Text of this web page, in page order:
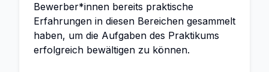
Bewerber*innen bereits praktische
Erfahrungen in diesen Bereichen gesammelt
haben, um die Aufgaben des Praktikums
erfolgreich bewältigen zu können.